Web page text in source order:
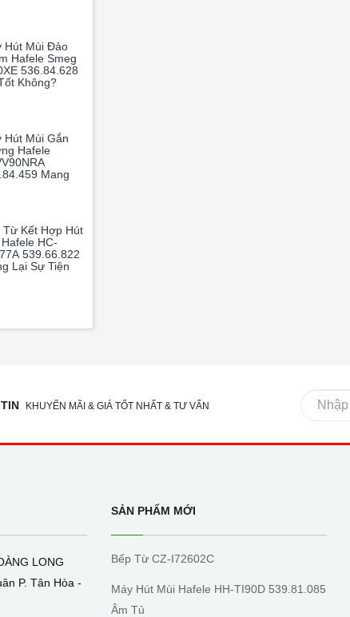
Hút Mùi Đảo
Hafele Smeg
536.84.628
Không?
Hút Mùi Gắn
Hafele
Mang
Từ Kết Hợp Hút
HC-
539.66.822
Lại Sự Tiện
KHUYẾN MÃI & GIÁ TỐT NHẤT & TƯ VẤN
LONG
P. Tân Hòa -
SẢN PHẨM MỚI
Bếp Từ CZ-I72602C
Máy Hút Mùi Hafele HH-TI90D 539.81.085
Âm Tủ